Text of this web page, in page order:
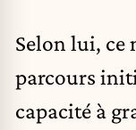
Selon lui, ce
parcours
capacité à